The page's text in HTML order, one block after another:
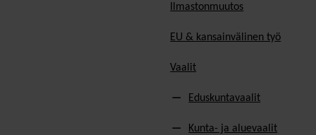
Ilmastonmuutos
EU & kansainvälinen työ
Vaalit
Eduskuntavaalit
Kunta- ja aluevaalit